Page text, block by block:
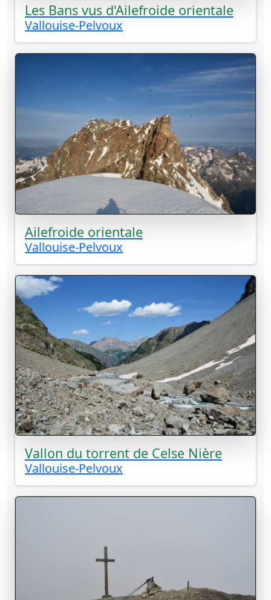
Les Bans vus d'Ailefroide orientale
Vallouise-Pelvoux
Ailefroide orientale
Vallouise-Pelvoux
Vallon du torrent de Celse Nière
Vallouise-Pelvoux